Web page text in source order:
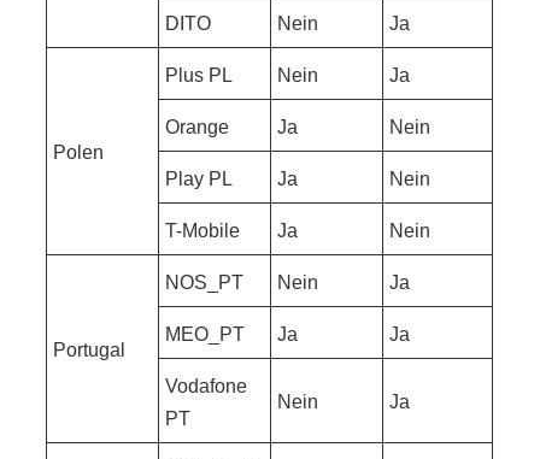
DITO Nein Ja
Polen
Plus PL Nein Ja
Orange Ja Nein
Play PL Ja Nein
T-Mobile Ja Nein
Portugal
NOS_PT Nein Ja
MEO_PT Ja Ja
Vodafone
PT
Nein Ja